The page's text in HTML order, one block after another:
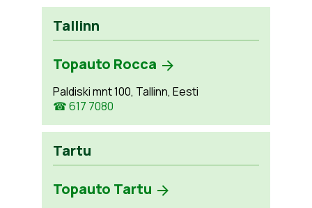
Tallinn
Topauto Rocca
Paldiski mnt 100, Tallinn, Eesti
☎ 617 7080
Tartu
Topauto Tartu